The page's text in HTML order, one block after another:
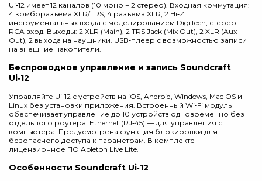
Ui‑12 имеет 12 каналов (10 моно + 2 стерео). Входная коммутация:
4 комборазъёма XLR/TRS, 4 разъёма XLR, 2 Hi‑Z
инструментальных входа с моделированием DigiTech, стерео
RCA вход. Выходы: 2 XLR (Main), 2 TRS Jack (Mix Out), 2 XLR (Aux
Out), 2 выхода на наушники. USB‑плеер с возможностью записи
на внешние накопители.
Беспроводное управление и запись Soundcraft
Ui‑12
Управляйте Ui‑12 с устройств на iOS, Android, Windows, Mac OS и
Linux без установки приложения. Встроенный Wi‑Fi модуль
обеспечивает управление до 10 устройств одновременно без
отдельного роутера. Ethernet (RJ‑45) — для управления с
компьютера. Предусмотрена функция блокировки для
безопасного доступа к параметрам. В комплекте —
лицензионное ПО Ableton Live Lite.
Особенности Soundcraft Ui‑12